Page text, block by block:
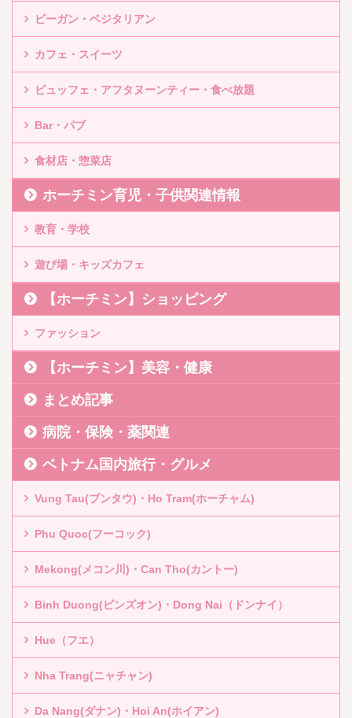
ビーガン・ベジタリアン
カフェ・スイーツ
ビュッフェ・アフタヌーンティー・食べ放題
Bar・パブ
食材店・惣菜店
ホーチミン育児・子供関連情報
教育・学校
遊び場・キッズカフェ
【ホーチミン】ショッピング
ファッション
【ホーチミン】美容・健康
まとめ記事
病院・保険・薬関連
ベトナム国内旅行・グルメ
Vung Tau(ブンタウ)・Ho Tram(ホーチャム)
Phu Quoc(フーコック)
Mekong(メコン川)・Can Tho(カントー)
Binh Duong(ビンズオン)・Dong Nai（ドンナイ）
Hue（フエ）
Nha Trang(ニャチャン)
Da Nang(ダナン)・Hoi An(ホイアン)